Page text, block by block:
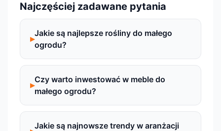
Najczęściej zadawane pytania
Jakie są najlepsze rośliny do małego
ogrodu?
Czy warto inwestować w meble do
małego ogrodu?
Jakie są najnowsze trendy w aranżacji